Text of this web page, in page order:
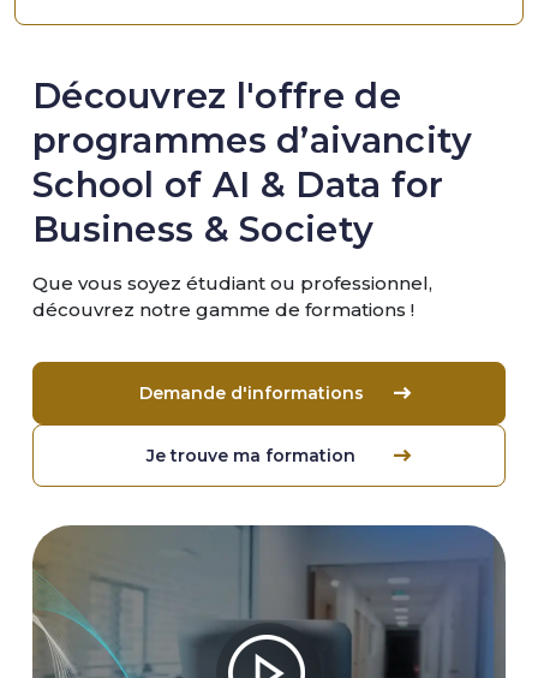
Découvrez l'offre de
programmes d’aivancity
School of AI & Data for
Business & Society
Que vous soyez étudiant ou professionnel,
découvrez notre gamme de formations !
Demande d'informations
Je trouve ma formation
Image